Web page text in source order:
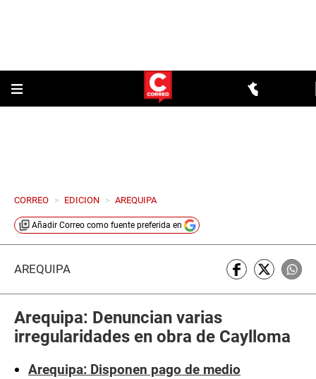
CORREO > EDICION > AREQUIPA
Añadir Correo como fuente preferida en
AREQUIPA
Arequipa: Denuncian varias
irregularidades en obra de Caylloma
Arequipa: Disponen pago de medio